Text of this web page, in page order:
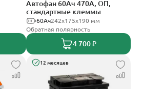
Автофан 60Ач 470А, ОП,
стандартные клеммы
242х175х190 мм
60Ач
Обратная полярность
4 700 ₽
12 месяцев